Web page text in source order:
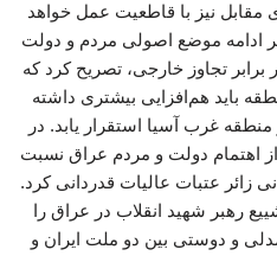
نیز با قاطعیت عمل خواهد
ادامه موضع اصولی مردم و دولت
تجاوز خارجی، تصریح کرد که
باید هم‌افزایی بیشتری داشته
غرب آسیا استقرار یابد. در
از اهتمام دولت و مردم عراق نسبت
زائر عتبات عالیات قدردانی کرد.
رهبر شهید انقلاب در عراق را
و دوستی بین دو ملت ایران و